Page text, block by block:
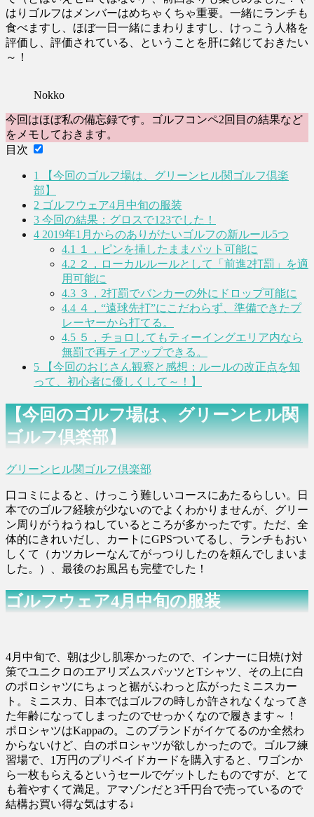
はりゴルフはメンバーはめちゃくちゃ重要。一緒にランチも
食べますし、ほぼ一日一緒にまわりますし、けっこう人格を
評価し、評価されている、ということを肝に銘じておきたい
～！
Nokko
今回はほぼ私の備忘録です。ゴルフコンペ2回目の結果など
をメモしておきます。
目次
1
【今回のゴルフ場は、グリーンヒル関ゴルフ倶楽
部】
2 ゴルフウェア4月中旬の服装
3 今回の結果：グロスで123でした！
4 2019年1月からのありがたいゴルフの新ルール5つ
4.1
１，ピンを挿したままパット可能に
4.2 ２，ローカルルールとして「前進2打罰」を適
用可能に
4.3 ３，2打罰でバンカーの外にドロップ可能に
4.4 ４，“遠球先打”にこだわらず、準備できたプ
レーヤーから打てる。
4.5 ５，チョロしてもティーイングエリア内なら
無罰で再ティアップできる。
5 【今回のおじさん観察と感想：ルールの改正点を知
って、初心者に優しくして～！】
【今回のゴルフ場は、グリーンヒル関
ゴルフ倶楽部】
グリーンヒル関ゴルフ倶楽部
口コミによると、けっこう難しいコースにあたるらしい。日
本でのゴルフ経験が少ないのでよくわかりませんが、グリー
ン周りがうねうねしているところが多かったです。ただ、全
体的にきれいだし、カートにGPSついてるし、ランチもおい
しくて（カツカレーなんてがっつりしたのを頼んでしまいま
した。）、最後のお風呂も完璧でした！
ゴルフウェア4月中旬の服装
4月中旬で、朝は少し肌寒かったので、インナーに日焼け対
策でユニクロのエアリズムスパッツとTシャツ、その上に白
のポロシャツにちょっと裾がふわっと広がったミニスカー
ト。ミニスカ、日本ではゴルフの時しか許されなくなってき
た年齢になってしまったのでせっかくなので履きます～！
ポロシャツはKappaの。このブランドがイケてるのか全然わ
からないけど、白のポロシャツが欲しかったので。ゴルフ練
習場で、1万円のプリペイドカードを購入すると、ワゴンか
ら一枚もらえるというセールでゲットしたものですが、とて
も着やすくて満足。アマゾンだと3千円台で売っているので
結構お買い得な気はする↓